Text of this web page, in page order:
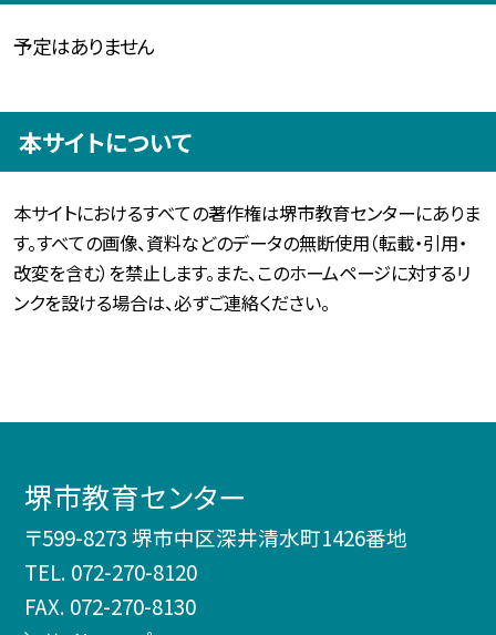
予定はありません
本サイトについて
本サイトにおけるすべての著作権は堺市教育センターにありま
す。すべての画像、資料などのデータの無断使用（転載・引用・
改変を含む）を禁止します。また、このホームページに対するリ
ンクを設ける場合は、必ずご連絡ください。
堺市教育センター
〒599-8273 堺市中区深井清水町1426番地
TEL. 072-270-8120
FAX. 072-270-8130